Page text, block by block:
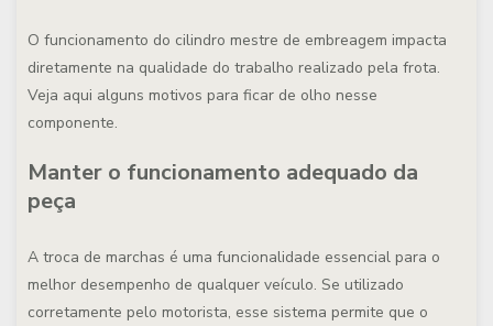
O funcionamento do cilindro mestre de embreagem impacta
diretamente na qualidade do trabalho realizado pela frota.
Veja aqui alguns motivos para ficar de olho nesse
componente.
Manter o funcionamento adequado da
peça
A troca de marchas é uma funcionalidade essencial para o
melhor desempenho de qualquer veículo. Se utilizado
corretamente pelo motorista, esse sistema permite que o